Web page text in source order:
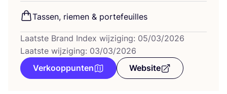
Tas­sen, rie­men & portefeuilles
Laatste Brand Index wijziging: 05/03/2026
Laatste wijziging: 03/03/2026
Verkooppunten
Website